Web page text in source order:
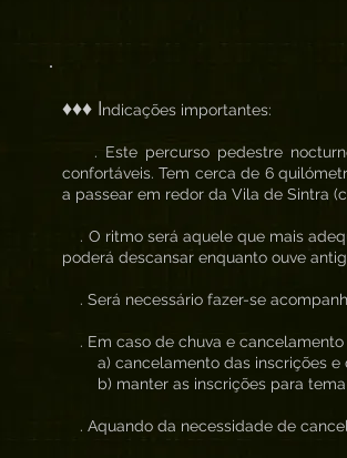
♦♦♦ Indicações importantes:
. Este percurso pedestre
confortáveis. Tem cerca de 6
a passear em redor da Vila de Sintra
. O ritmo será aquele que mais
poderá descansar enquanto ouve
. Será necessário fazer-se
. Em caso de chuva e
a) cancelamento das inscrições e
b) manter as inscrições para tema
. Aquando da necessidade de